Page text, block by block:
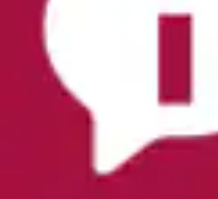
Etikettendrucker »P-Touch
Industrielles
Brother
Ursprünglicher PreisUVP
Aktueller Preis
253,00 €